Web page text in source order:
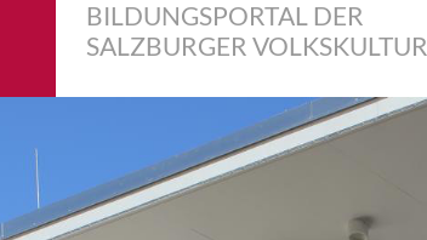
BILDUNGSPORTAL DER
SALZBURGER VOLKSKULTUR